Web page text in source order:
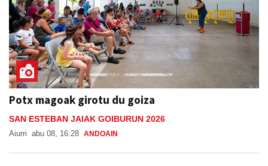
Potx magoak girotu du goiza
SAN ESTEBAN JAIAK GOIBURUN 2026
Aiurri abu 08, 16:28 ANDOAIN